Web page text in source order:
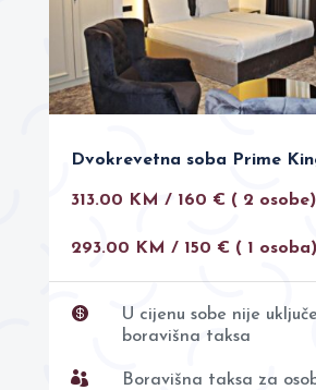
Dvokrevetna soba Prime
313.00 KM / 160 € ( 2 osobe)
293.00 KM / 150 € ( 1 osoba)

U cijenu sobe nije
boravišna taksa

Boravišna taksa za